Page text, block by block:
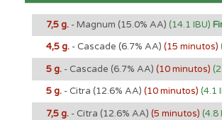
7,5 g. - Magnum (15.0% AA) (14.1 IBU)
4,5 g. - Cascade (6.7% AA) (15 minutos)
5 g. - Cascade (6.7% AA) (10 minutos)
5 g. - Citra (12.6% AA) (10 minutos) (4.1
7,5 g. - Citra (12.6% AA) (5 minutos) (4.8